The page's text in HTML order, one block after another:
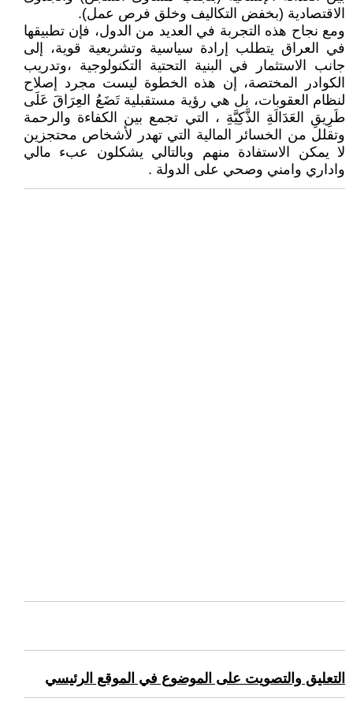
الاقتصادية (بخفض التكاليف وخلق فرص عمل).
ومع نجاح هذه التجربة في العديد من الدول، فإن تطبيقها
في العراق يتطلب إرادة سياسية وتشريعية قوية، إلى
جانب الاستثمار في البنية التحتية التكنولوجية ،وتدريب
الكوادر المختصة، إن هذه الخطوة ليست مجرد إصلاح
لنظام العقوبات، بل هي رؤية مستقبلية تَضَعُ العِرَاقَ عَلَى
طَرِيقِ العَدَالَةِ الذَّكِيَّةِ ، التي تجمع بين الكفاءة والرحمة
وتقلل من الخسائر المالية التي تهدر لأشخاص محتجزين
لا يمكن الاستفادة منهم وبالتالي يشكلون عبء مالي
واداري وامني وصحي على الدولة .
التعليق والتصويت على الموضوع في الموقع الرئيسي